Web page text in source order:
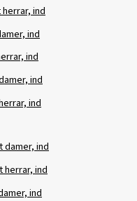
ind
ind
ind
ind
ind
damer, ind
herrar, ind
ind